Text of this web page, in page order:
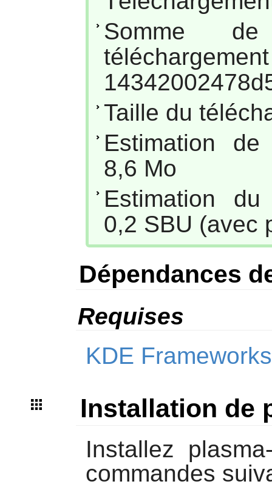
Somme
Taille du
Estimation
8,6 Mo
Estimation
0,2 SBU (avec
Dépendances
Requises
KDE
Installation de
Installez
commandes